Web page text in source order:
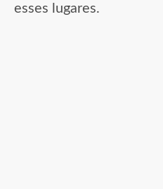
esses lugares.